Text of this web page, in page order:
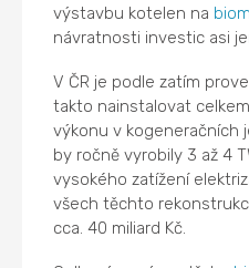
výstavbu kotelen na
návratnosti investic asi
V ČR je podle zatím
takto nainstalovat
výkonu v kogeneračních
by ročně vyrobily 3 až 4
vysokého zatížení
všech těchto
cca. 40 miliard Kč.